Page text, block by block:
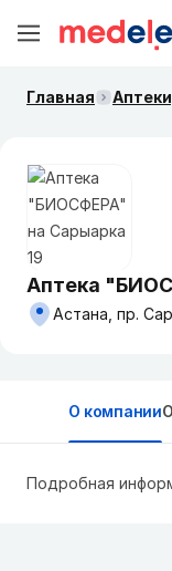
Главная
Аптека
Астана, пр.
О компании
Подробная